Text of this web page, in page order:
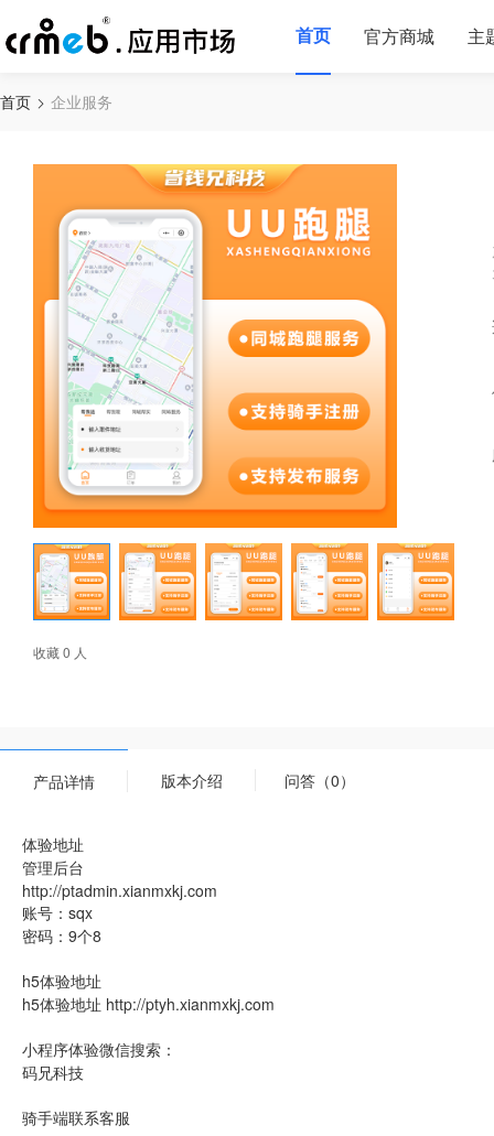
首页 官方商城 主
首页 企业服务
收藏 0 人
产品详情 版本介绍 问答（0）
体验地址
管理后台
http://ptadmin.xianmxkj.com
账号：sqx
密码：9个8
h5体验地址
h5体验地址 http://ptyh.xianmxkj.com
小程序体验微信搜索：
码兄科技
骑手端联系客服